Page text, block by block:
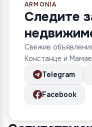
ARMONIA
Следите
Свежие
Констанце и
Telegram
Facebook